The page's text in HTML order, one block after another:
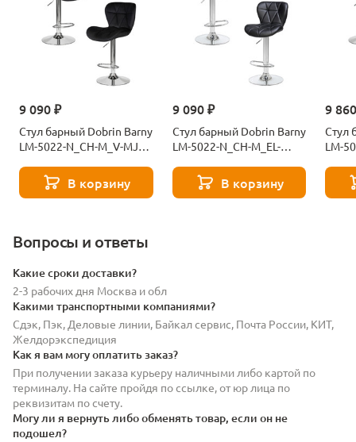
9 090 ₽
Стул барный Dobrin Barny
LM-5022-N_CH-M_V-MJ9-
В корзину
9 090 ₽
Стул барный Dobrin Barny
LM-5022-N_CH-M_EL-
В корзину
9
Стул
LM-
Вопросы и ответы
Какие сроки доставки?
2-3 рабочих дня Москва и обл
Какими транспортными компаниями?
Сдэк, Пэк, Деловые линии, Байкал сервис, Почта России, КИТ,
Желдорэкспедиция
Как я вам могу оплатить заказ?
При получении заказа курьеру наличными либо картой по
терминалу. На сайте пройдя по ссылке, от юр лица по
реквизитам по счету.
Могу ли я вернуть либо обменять товар, если он не
подошел?